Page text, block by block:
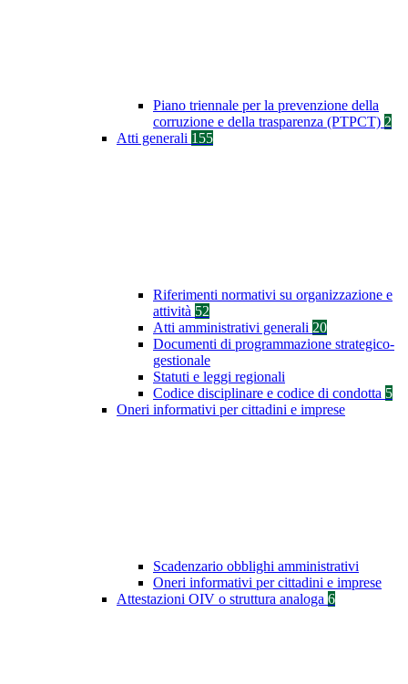
Piano triennale per la prevenzione della
corruzione e della trasparenza (PTPCT) 2
Atti generali 155
Riferimenti normativi su organizzazione e
attività 52
Atti amministrativi generali 20
Documenti di programmazione strategico-
gestionale
Statuti e leggi regionali
Codice disciplinare e codice di condotta 5
Oneri informativi per cittadini e imprese
Scadenzario obblighi amministrativi
Oneri informativi per cittadini e imprese
Attestazioni OIV o struttura analoga 6